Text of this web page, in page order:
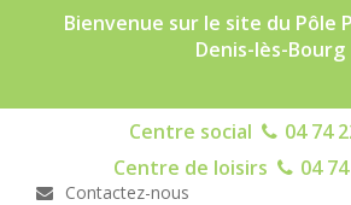
Bienvenue sur le site du Pôle
Denis-lès-Bourg
Centre social
04 74
Centre de loisirs
04
Contactez-nous